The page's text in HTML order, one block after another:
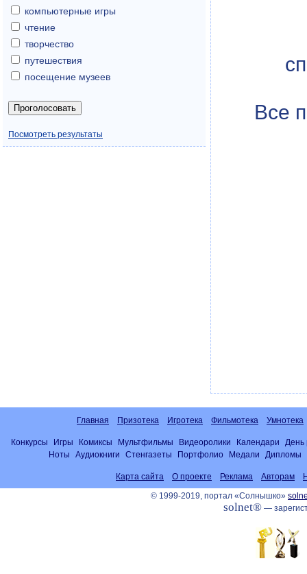
Все
компьютерные игры
чтение
творчество
путешествия
посещение музеев
Посмотреть результаты
Главная Призотека Игротека Фильмотека Умнотека
Конкурсы Игры Комиксы Мультфильмы Видеоролики Календари
День
Ноты
Аудиокниги Стенгазеты Портфолио Медали Дипломы
Карта сайта О проекте Реклама Авторам
© 1999-2019, портал «Солнышко»
solnet®—